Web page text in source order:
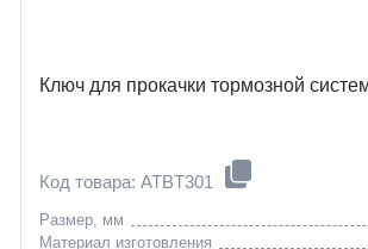
Ключ для прокачки тормозной
Код товара: ATBT301
Размер, мм
Материал изготовления